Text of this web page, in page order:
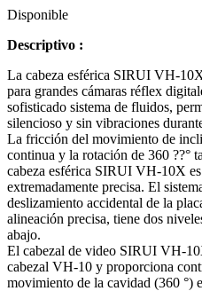
Disponible
Descriptivo :
La cabeza esférica SIRUI VH-
para grandes cámaras réflex
sofisticado sistema de fluidos,
silencioso y sin vibraciones
La fricción del movimiento de
continua y la rotación de 360 ??°
cabeza esférica SIRUI VH-10X
extremadamente precisa. El
deslizamiento accidental de la
alineación precisa, tiene dos
abajo.
El cabezal de video SIRUI VH-
cabezal VH-10 y proporciona
movimiento de la cavidad (360 °)